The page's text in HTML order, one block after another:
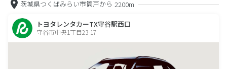
茨城県つくばみらい市筒戸から 2200m
トヨタレンタカーTX守谷駅西口
守谷市中央1丁目23-17